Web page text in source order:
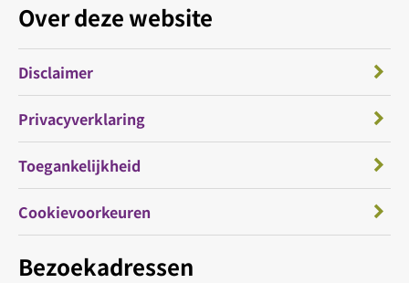
Bezoekadressen
Over deze website
Disclaimer
Privacyverklaring
Toegankelijkheid
Cookievoorkeuren